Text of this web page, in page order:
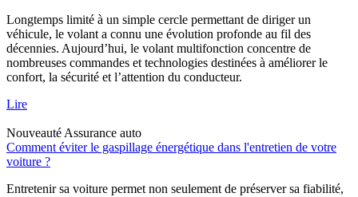
Longtemps limité à un simple cercle permettant de diriger un
véhicule, le volant a connu une évolution profonde au fil des
décennies. Aujourd’hui, le volant multifonction concentre de
nombreuses commandes et technologies destinées à améliorer le
confort, la sécurité et l’attention du conducteur.
Lire
Nouveauté Assurance auto
Comment éviter le gaspillage énergétique dans l'entretien de votre
voiture ?
Entretenir sa voiture permet non seulement de préserver sa fiabilité,